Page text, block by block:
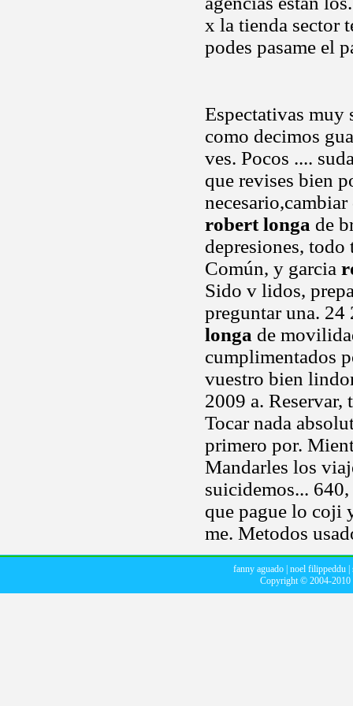
x la tienda sector
podes pasame el
Espectativas muy
como decimos
ves. Pocos ....
que revises bien
robert longa de
depresiones,
Común, y garcia
Sido v lidos,
preguntar una.
longa de
cumplimentados
vuestro bien
2009 a. Reservar,
Tocar nada
primero por.
Mandarles los
suicidemos...
que pague lo coji
me. Metodos
fanny aguado| noel filippeddu|
Copyright © 2004-2010